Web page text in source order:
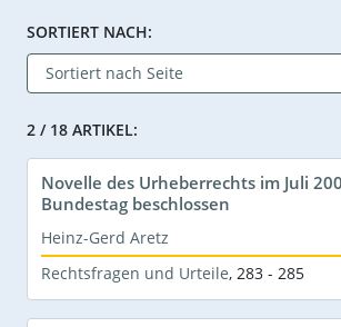
SORTIERT NACH:
2 / 18 ARTIKEL:
Novelle des Urheberrechts im Juli
Bundestag beschlossen
Heinz-Gerd Aretz
Rechtsfragen und Urteile, 283 - 285